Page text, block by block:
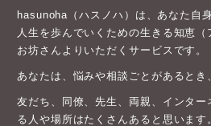
hasunoha（ハスノハ）は、あなた自
人生を歩んでいくための生きる知恵
お坊さんよりいただくサービスです。
あなたは、悩みや相談ごとがあるとき
友だち、同僚、先生、両親、インタ
る人や場所はたくさんあると思います